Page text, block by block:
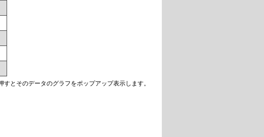
とそのデータのグラフをポップアップ表示します。